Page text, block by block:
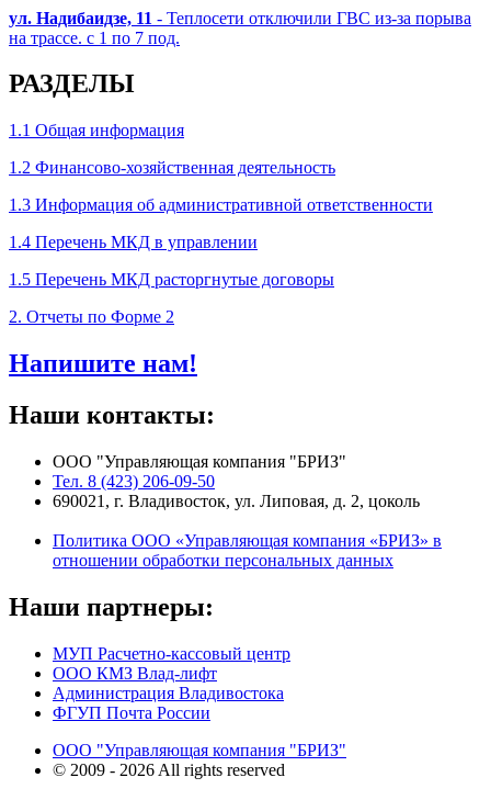
ул. Надибаидзе, 11 - Теплосети отключили ГВС из-за порыва
на трассе. с 1 по 7 под.
РАЗДЕЛЫ
1.1 Общая информация
1.2 Финансово-хозяйственная деятельность
1.3 Информация об административной ответственности
1.4 Перечень МКД в управлении
1.5 Перечень МКД расторгнутые договоры
2. Отчеты по Форме 2
Напишите нам!
Наши контакты:
ООО "Управляющая компания "БРИЗ"
Тел. 8 (423) 206-09-50
690021, г. Владивосток, ул. Липовая, д. 2, цоколь
Политика ООО «Управляющая компания «БРИЗ» в
отношении обработки персональных данных
Наши партнеры:
МУП Расчетно-кассовый центр
ООО КМЗ Влад-лифт
Администрация Владивостока
ФГУП Почта России
ООО "Управляющая компания "БРИЗ"
© 2009 - 2026 All rights reserved